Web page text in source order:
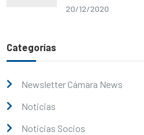
20/12/2020
Categorías
Newsletter Cámara News
Noticias
Noticias Socios